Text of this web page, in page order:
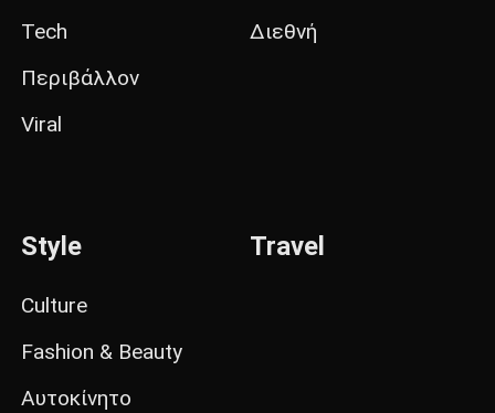
Tech
Περιβάλλον
Viral
Διεθνή
Style
Culture
Fashion & Beauty
Αυτοκίνητο
Travel